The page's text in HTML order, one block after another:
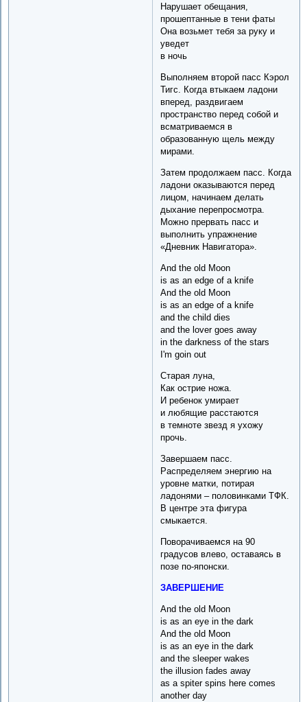
Нарушает обещания,
прошептанные в тени фаты
Она возьмет тебя за руку и
уведет
в ночь
Выполняем второй пасс Кэрол
Тигс. Когда втыкаем ладони
вперед, раздвигаем
пространство перед собой и
всматриваемся в
образованную щель между
мирами.
Затем продолжаем пасс. Когда
ладони оказываются перед
лицом, начинаем делать
дыхание перепросмотра.
Можно прервать пасс и
выполнить упражнение
«Дневник Навигатора».
And the old Moon
is as an edge of a knife
And the old Moon
is as an edge of a knife
and the child dies
and the lover goes away
in the darkness of the stars
I'm goin out
Старая луна,
Как острие ножа.
И ребенок умирает
и любящие расстаются
в темноте звезд я ухожу
прочь.
Завершаем пасс.
Распределяем энергию на
уровне матки, потирая
ладонями – половинками ТФК.
В центре эта фигура
смыкается.
Поворачиваемся на 90
градусов влево, оставаясь в
позе по-японски.
ЗАВЕРШЕНИЕ
And the old Moon
is as an eye in the dark
And the old Moon
is as an eye in the dark
and the sleeper wakes
the illusion fades away
as a spiter spins here comes
another day